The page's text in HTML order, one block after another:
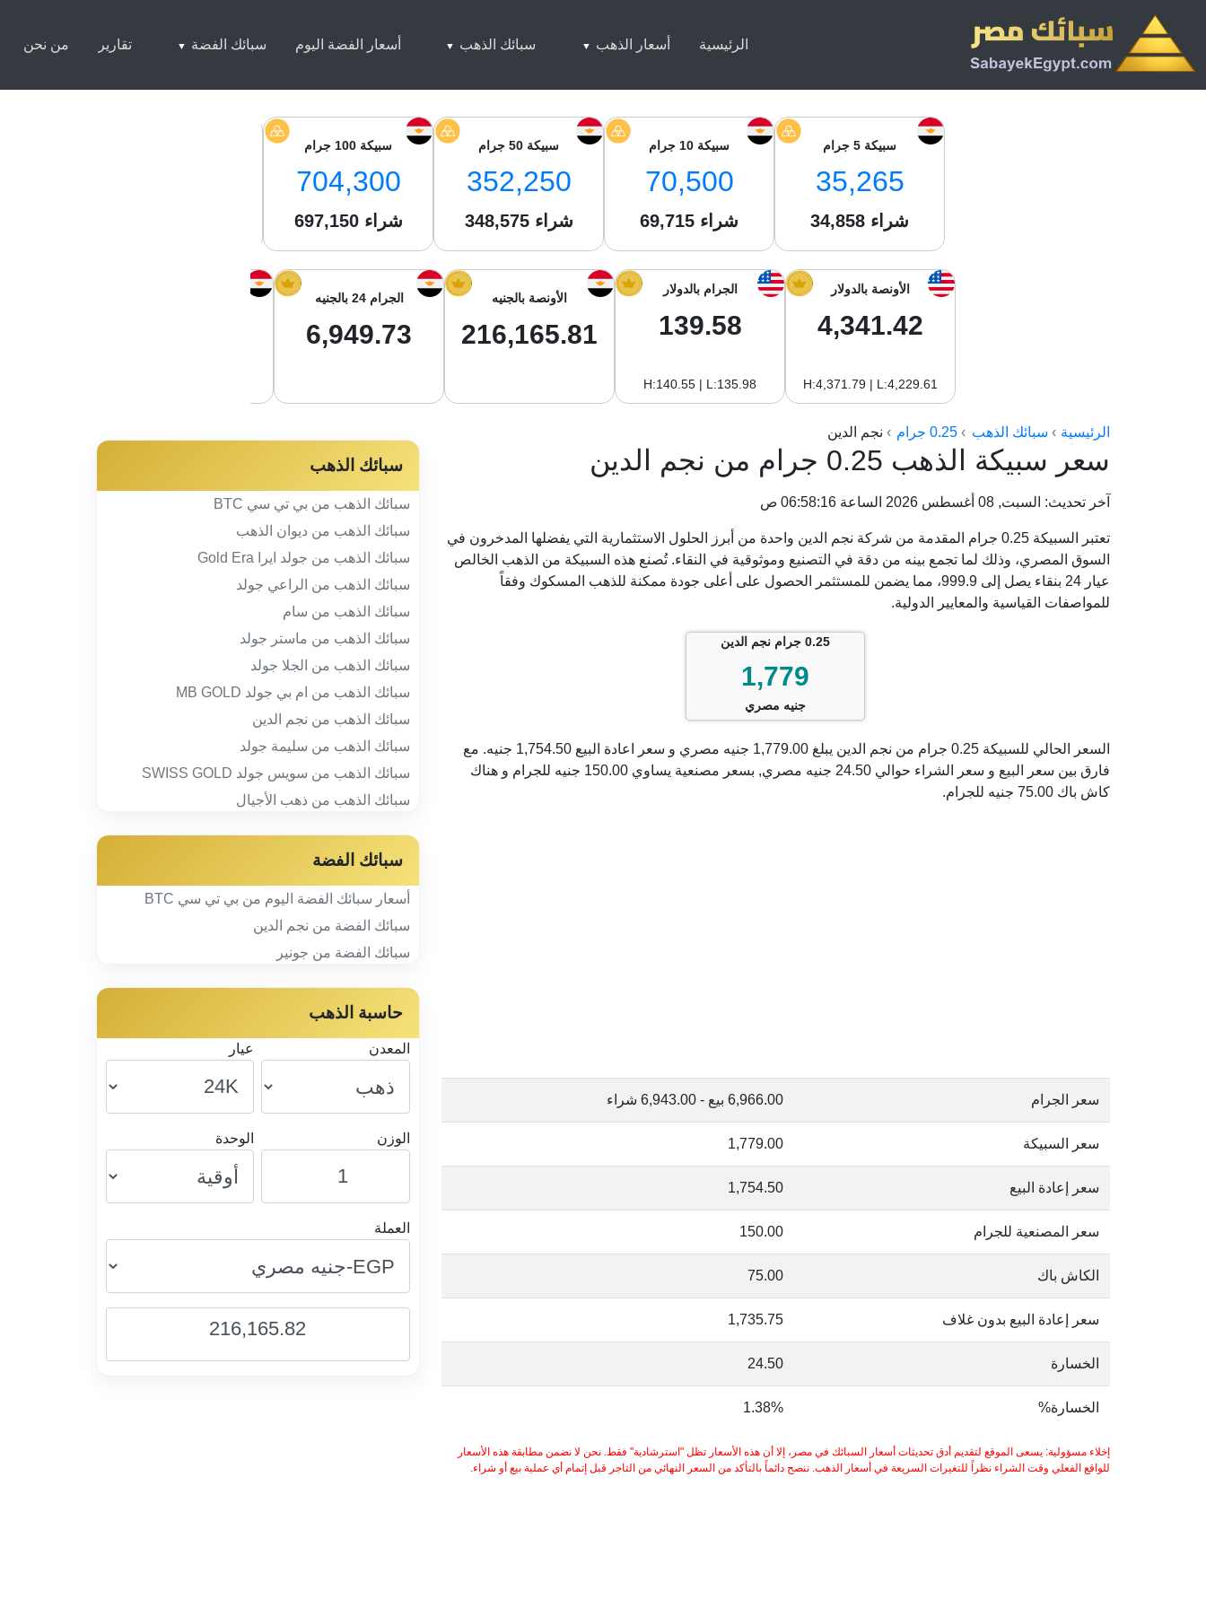
الرئيسية أسعار الذهب سبائك الذهب أسعار الفضة اليوم سبائك الفضة تقارير من نحن
سبيكة 5 جرام
35,265
34,858 شراء
سبيكة 10 جرام
70,500
69,715 شراء
سبيكة 50 جرام
352,250
348,575 شراء
سبيكة 100 جرام
704,300
697,150 شراء
الأونصة بالدولار
4,341.42
H:4,371.79 | L:4,229.61
الجرام بالدولار
139.58
H:140.55 | L:135.98
الأونصة بالجنيه
216,165.81
الجرام 24 بالجنيه
6,949.73
الرئيسية سبائك الذهب 0.25 جرام نجم الدين
سعر سبيكة الذهب 0.25 جرام من نجم الدين
آخر تحديث: السبت, 08 أغسطس 2026 الساعة 06:58:16 ص
تعتبر السبيكة 0.25 جرام المقدمة من شركة نجم الدين واحدة من أبرز الحلول الاستثمارية التي يفضلها المدخرون في
السوق المصري، وذلك لما تجمع بينه من دقة في التصنيع وموثوقية في النقاء. تُصنع هذه السبيكة من الذهب الخالص
عيار 24 بنقاء يصل إلى 999.9، مما يضمن للمستثمر الحصول على أعلى جودة ممكنة للذهب المسكوك وفقاً
للمواصفات القياسية والمعايير الدولية.
0.25 جرام نجم الدين
1,779
جنيه مصري
السعر الحالي للسبيكة 0.25 جرام من نجم الدين يبلغ 1,779.00 جنيه مصري و سعر اعادة البيع 1,754.50 جنيه. مع
فارق بين سعر البيع و سعر الشراء حوالي 24.50 جنيه مصري, بسعر مصنعية يساوي 150.00 جنيه للجرام و هناك
كاش باك 75.00 جنيه للجرام.
سعر الجرام 6,966.00 بيع - 6,943.00 شراء
سعر السبيكة 1,779.00
سعر إعادة البيع 1,754.50
سعر المصنعية للجرام 150.00
الكاش باك 75.00
سعر إعادة البيع بدون غلاف 1,735.75
الخسارة 24.50
الخسارة% 1.38%
إخلاء مسؤولية: يسعى الموقع لتقديم أدق تحديثات أسعار السبائك في مصر، إلا أن هذه الأسعار تظل "استرشادية" فقط. نحن لا نضمن مطابقة هذه الأسعار
للواقع الفعلي وقت الشراء نظراً للتغيرات السريعة في أسعار الذهب. ننصح دائماً بالتأكد من السعر النهائي من التاجر قبل إتمام أي عملية بيع أو شراء.
سبائك الذهب
سبائك الذهب من بي تي سي BTC
سبائك الذهب من ديوان الذهب
سبائك الذهب من جولد ايرا Gold Era
سبائك الذهب من الراعي جولد
سبائك الذهب من سام
سبائك الذهب من ماستر جولد
سبائك الذهب من الجلا جولد
سبائك الذهب من ام بي جولد MB GOLD
سبائك الذهب من نجم الدين
سبائك الذهب من سليمة جولد
سبائك الذهب من سويس جولد SWISS GOLD
سبائك الذهب من ذهب الأجيال
سبائك الفضة
أسعار سبائك الفضة اليوم من بي تي سي BTC
سبائك الفضة من نجم الدين
سبائك الفضة من جونير
حاسبة الذهب
المعدن عيار
الوزن الوحدة
العملة
216,165.82